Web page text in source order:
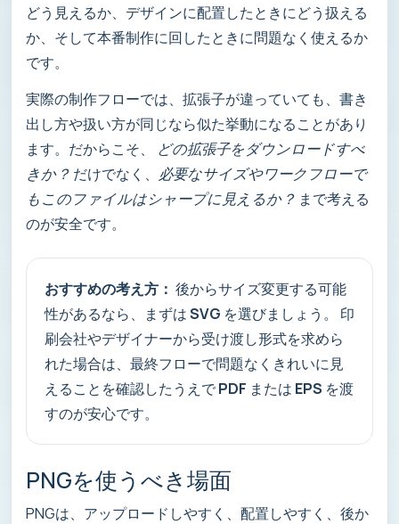
どう見えるか、デザインに配置したときにどう扱える
か、そして本番制作に回したときに問題なく使えるか
です。
実際の制作フローでは、拡張子が違っていても、書き
出し方や扱い方が同じなら似た挙動になることがあり
ます。だからこそ、 どの拡張子をダウンロードすべ
きか？ だけでなく、 必要なサイズやワークフローで
もこのファイルはシャープに見えるか？ まで考える
のが安全です。
おすすめの考え方： 後からサイズ変更する可能
性があるなら、まずはSVG を選びましょう。 印
刷会社やデザイナーから受け渡し形式を求めら
れた場合は、最終フローで問題なくきれいに見
えることを確認したうえでPDF または EPS を渡
すのが安心です。
PNGを使うべき場面
PNGは、アップロードしやすく、配置しやすく、後か